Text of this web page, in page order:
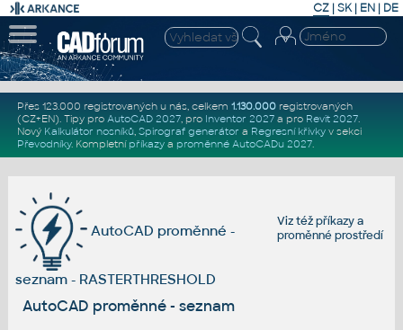
CZ | SK| EN | DE
Přes 123.000 registrovaných u nás, celkem 1.130.000registrovaných
(CZ+EN). Tipy pro AutoCAD 2027, pro Inventor 2027a pro Revit 2027.
Nový Kalkulátor nosníků, Spirograf generátor a Regresní křivkyv sekci
Převodníky. Kompletní příkazya proměnné AutoCADu 2027.
Viz téžpříkazya
proměnné prostředí
AutoCAD proměnné -
seznam - RASTERTHRESHOLD
AutoCAD proměnné - seznam